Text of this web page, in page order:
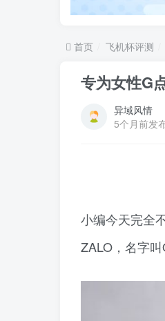
首页 飞机杯评测
专为女性G
异域风情
5个月前发
小编今天完全
ZALO，名字